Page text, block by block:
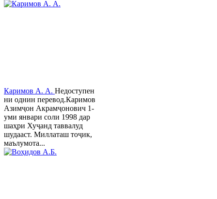
Каримов А. А. Недоступен
ни однин перевод.Каримов
Азимҷон Акрамҷонович 1-
уми январи соли 1998 дар
шаҳри Хуҷанд таввалуд
шудааст. Миллаташ тоҷик,
маълумота...